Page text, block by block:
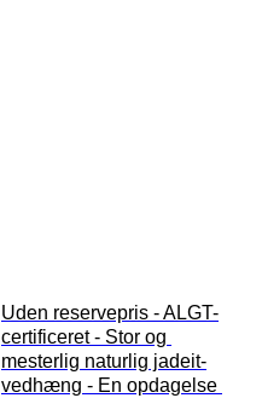
Uden reservepris - ALGT-
certificeret - Stor og
mesterlig naturlig jadeit-
vedhæng - En opdagelse